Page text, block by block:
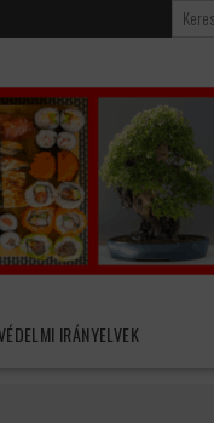
IRÁNYELVEK